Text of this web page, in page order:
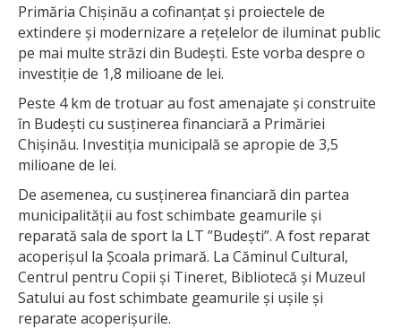
Primăria Chișinău a cofinanțat și proiectele de
extindere și modernizare a rețelelor de iluminat public
pe mai multe străzi din Budești. Este vorba despre o
investiție de 1,8 milioane de lei.
Peste 4 km de trotuar au fost amenajate și construite
în Budești cu susținerea financiară a Primăriei
Chișinău. Investiția municipală se apropie de 3,5
milioane de lei.
De asemenea, cu susținerea financiară din partea
municipalității au fost schimbate geamurile și
reparată sala de sport la LT ”Budești”. A fost reparat
acoperișul la Școala primară. La Căminul Cultural,
Centrul pentru Copii și Tineret, Bibliotecă și Muzeul
Satului au fost schimbate geamurile și ușile și
reparate acoperișurile.